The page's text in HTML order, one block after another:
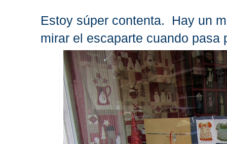
Estoy súper contenta. Hay un
mirar el escaparte cuando pasa